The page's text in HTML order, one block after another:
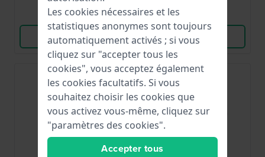
Comparer
Voir les produits
Voir les produits
Best-seller
Les cookies nécessaires et les
statistiques anonymes sont toujours
automatiquement activés ; si vous
cliquez sur "accepter tous les
cookies", vous acceptez également
les cookies facultatifs. Si vous
souhaitez choisir les cookies que
vous activez vous-même, cliquez sur
"paramètres des cookies".
Accepter tous